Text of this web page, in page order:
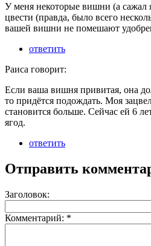
У меня некоторые вишни (а сажал
цвести (правда, было всего
вашей вишни не помешают
ответить
Раиса говорит:
Если ваша вишня привитая, она
то придётся подождать. Моя
становится больше. Сейчас ей 6
ягод.
ответить
Отправить
Заголовок:
Комментарий: *